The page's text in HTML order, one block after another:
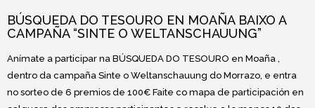
BÚSQUEDA DO TESOURO EN MOAÑA BAIXO A
CAMPAÑA “SINTE O WELTANSCHAUUNG”
Anímate a participar na BÚSQUEDA DO TESOURO en Moaña ,
dentro da campaña Sinte o Weltanschauung do Morrazo, e entra
no sorteo de 6 premios de 100€ Faite co mapa de participación en